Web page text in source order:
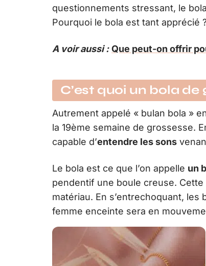
questionnements stressant, le
Pourquoi le bola est tant apprécié
A voir aussi : Que peut-on offrir
C’est quoi un bola de
Autrement appelé « bulan bola »
la 19ème semaine de grossesse.
capable d’entendre les sons
Le bola est ce que l’on appelle un
pendentif une boule creuse.
matériau. En s’entrechoquant,
femme enceinte sera en